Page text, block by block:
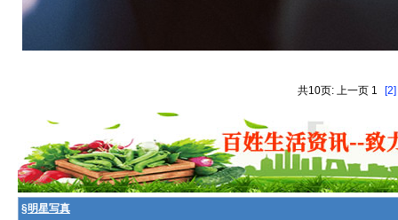
共10页: 上一页 1 [2]
§明星写真